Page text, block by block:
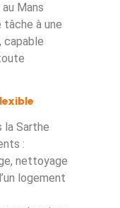
Mans
à une
capable
la Sarthe
:
nettoyage
logement